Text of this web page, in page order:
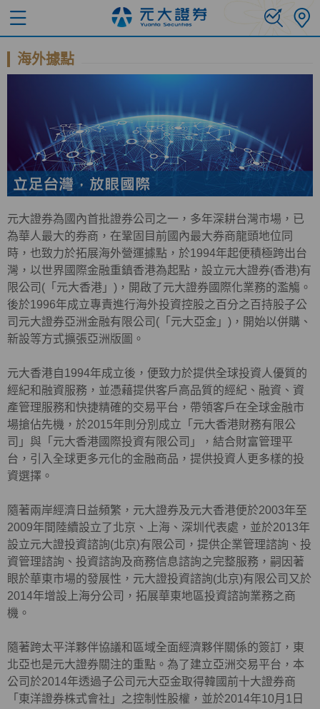
海外據點
元大證券為國內首批證券公司之一，多年深耕台灣市場，已
為華人最大的券商，在鞏固目前國內最大券商龍頭地位同
時，也致力於拓展海外營運據點，於1994年起便積極跨出台
灣，以世界國際金融重鎮香港為起點，設立元大證券(香港)有
限公司(「元大香港」)，開啟了元大證券國際化業務的濫觴。
後於1996年成立專責進行海外投資控股之百分之百持股子公
司元大證券亞洲金融有限公司(「元大亞金」)，開始以併購、
新設等方式擴張亞洲版圖。
元大香港自1994年成立後，便致力於提供全球投資人優質的
經紀和融資服務，並憑藉提供客戶高品質的經紀、融資、資
產管理服務和快捷精確的交易平台，帶領客戶在全球金融市
場搶佔先機，於2015年則分別成立「元大香港財務有限公
司」與「元大香港國際投資有限公司」，結合財富管理平
台，引入全球更多元化的金融商品，提供投資人更多樣的投
資選擇。
隨著兩岸經濟日益頻繁，元大證券及元大香港便於2003年至
2009年間陸續設立了北京、上海、深圳代表處，並於2013年
設立元大證投資諮詢(北京)有限公司，提供企業管理諮詢、投
資管理諮詢、投資諮詢及商務信息諮詢之完整服務，嗣因著
眼於華東市場的發展性，元大證投資諮詢(北京)有限公司又於
2014年增設上海分公司，拓展華東地區投資諮詢業務之商
機。
隨著跨太平洋夥伴協議和區域全面經濟夥伴關係的簽訂，東
北亞也是元大證券關注的重點。為了建立亞洲交易平台，本
公司於2014年透過子公司元大亞金取得韓國前十大證券商
「東洋證券株式會社」之控制性股權，並於2014年10月1日